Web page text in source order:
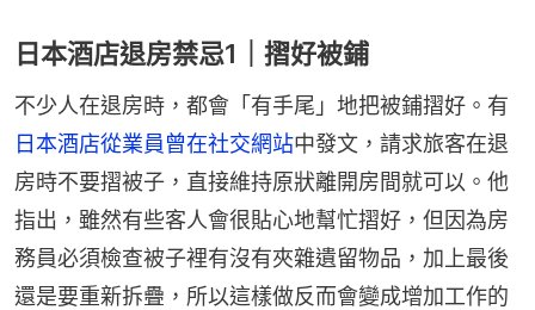
日本酒店退房禁忌1｜摺好被鋪
不少人在退房時，都會「有手尾」地把被鋪摺好。有
日本酒店從業員曾在社交網站中發文，請求旅客在退
房時不要摺被子，直接維持原狀離開房間就可以。他
指出，雖然有些客人會很貼心地幫忙摺好，但因為房
務員必須檢查被子裡有沒有夾雜遺留物品，加上最後
還是要重新拆疊，所以這樣做反而會變成增加工作的